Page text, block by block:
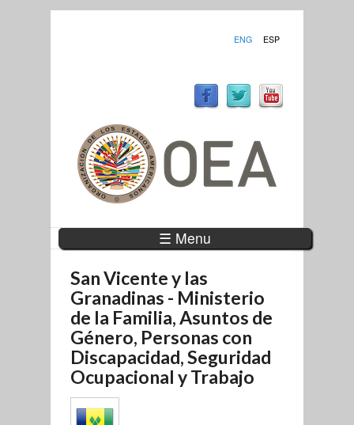
ENG ESP
☰ Menu
San Vicente y las
Granadinas - Ministerio
de la Familia, Asuntos de
Género, Personas con
Discapacidad, Seguridad
Ocupacional y Trabajo